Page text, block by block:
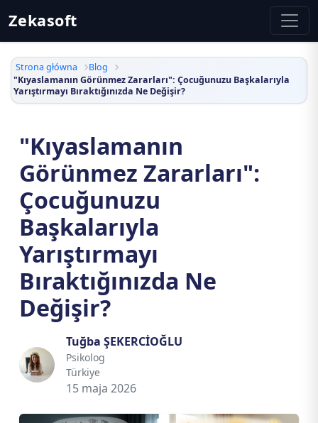
Zekasoft
Strona główna
Blog
"Kıyaslamanın Görünmez Zararları": Çocuğunuzu Başkalarıyla
Yarıştırmayı Bıraktığınızda Ne Değişir?
"Kıyaslamanın
Görünmez Zararları":
Çocuğunuzu
Başkalarıyla
Yarıştırmayı
Bıraktığınızda Ne
Değişir?
Tuğba ŞEKERCİOĞLU
Psikolog
Türkiye
15 maja 2026